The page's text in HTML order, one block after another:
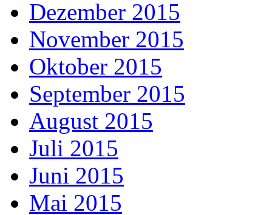
Dezember 2015
November 2015
Oktober 2015
September 2015
August 2015
Juli 2015
Juni 2015
Mai 2015